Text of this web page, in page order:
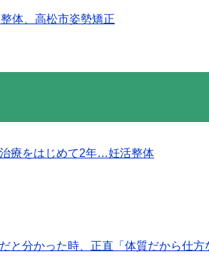
体、高松市姿勢矯正
療をはじめて2年…妊活整体
と分かった時、正直「体質だから仕方